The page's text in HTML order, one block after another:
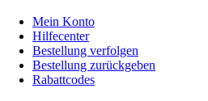
Mein Konto
Hilfecenter
Bestellung verfolgen
Bestellung zurückgeben
Rabattcodes